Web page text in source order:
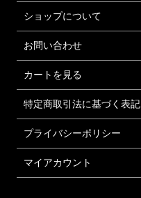
ショップについて
お問い合わせ
カートを見る
特定商取引法に基づく表記
プライバシーポリシー
マイアカウント